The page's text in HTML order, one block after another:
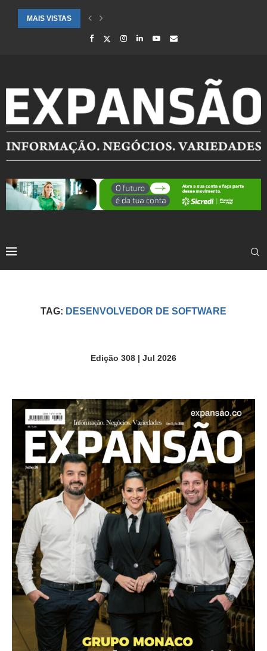
MAIS VISTAS
CIDADES ATENDIDAS PELO SEBRAE RS SÃO DESTAQUE EM
TAG: DESENVOLVEDOR DE SOFTWARE
Edição 308 | Jul 2026